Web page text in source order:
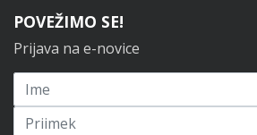
POVEŽIMO SE!
Prijava na e-novice